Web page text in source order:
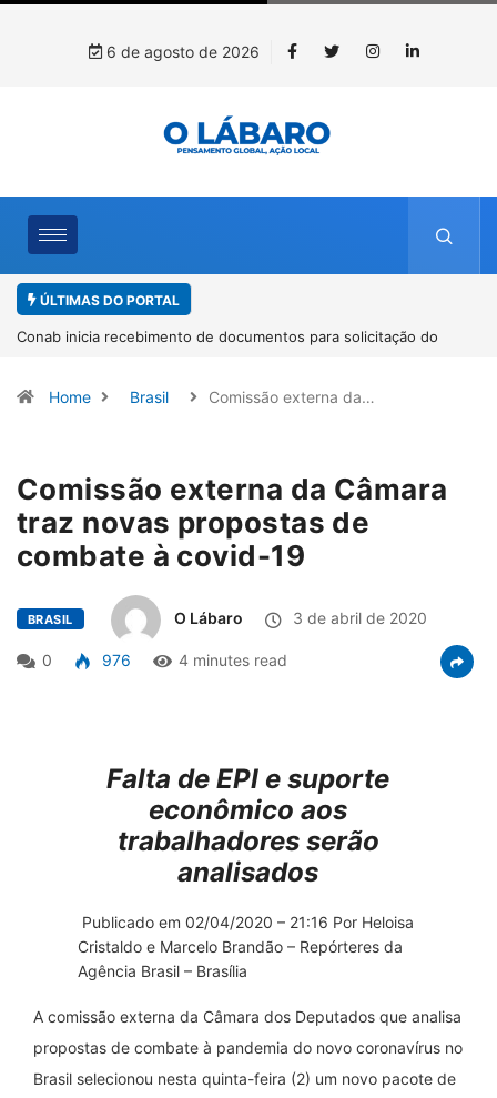
6 de agosto de 2026
ÚLTIMAS DO PORTAL
Workshop internacional debate futuro da piscicultura com
Home Brasil Comissão externa da…
Comissão externa da Câmara
traz novas propostas de
combate à covid-19
BRASIL O Lábaro 3 de abril de 2020
0 976 4 minutes read
Falta de EPI e suporte
econômico aos
trabalhadores serão
analisados
Publicado em 02/04/2020 – 21:16 Por Heloisa
Cristaldo e Marcelo Brandão – Repórteres da
Agência Brasil – Brasília
A comissão externa da Câmara dos Deputados que analisa
propostas de combate à pandemia do novo coronavírus no
Brasil selecionou nesta quinta-feira (2) um novo pacote de